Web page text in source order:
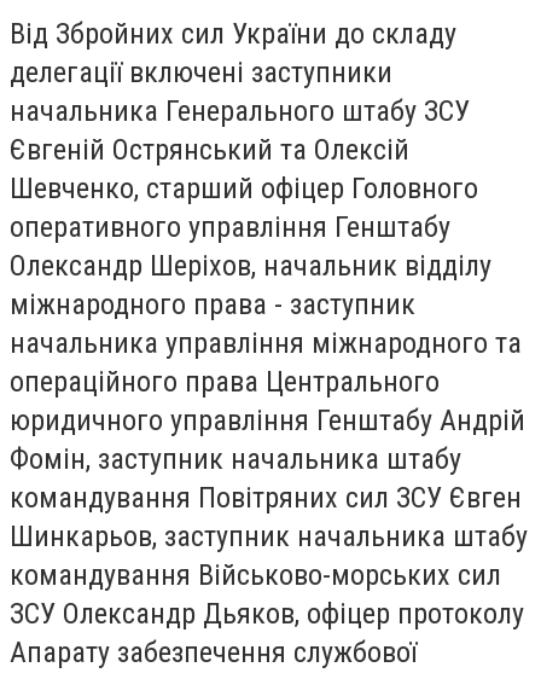
Від Збройних сил України до складу
делегації включені заступники
начальника Генерального штабу ЗСУ
Євгеній Острянський та Олексій
Шевченко, старший офіцер Головного
оперативного управління Генштабу
Олександр Шеріхов, начальник відділу
міжнародного права - заступник
начальника управління міжнародного та
операційного права Центрального
юридичного управління Генштабу Андрій
Фомін, заступник начальника штабу
командування Повітряних сил ЗСУ Євген
Шинкарьов, заступник начальника штабу
командування Військово-морських сил
ЗСУ Олександр Дьяков, офіцер протоколу
Апарату забезпечення службової